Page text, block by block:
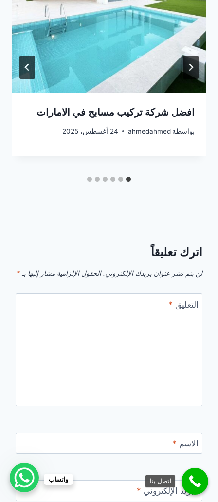
افضل شركة تركيب مسابح في الامارات
بواسطة ahmedahmed 24 أغسطس، 2025
اترك تعليقاً
لن يتم نشر عنوان بريدك الإلكتروني. الحقول الإلزامية مشار إليها بـ *
التعليق *
الاسم *
البريد الإلكتروني *
واتساب اتصل بنا